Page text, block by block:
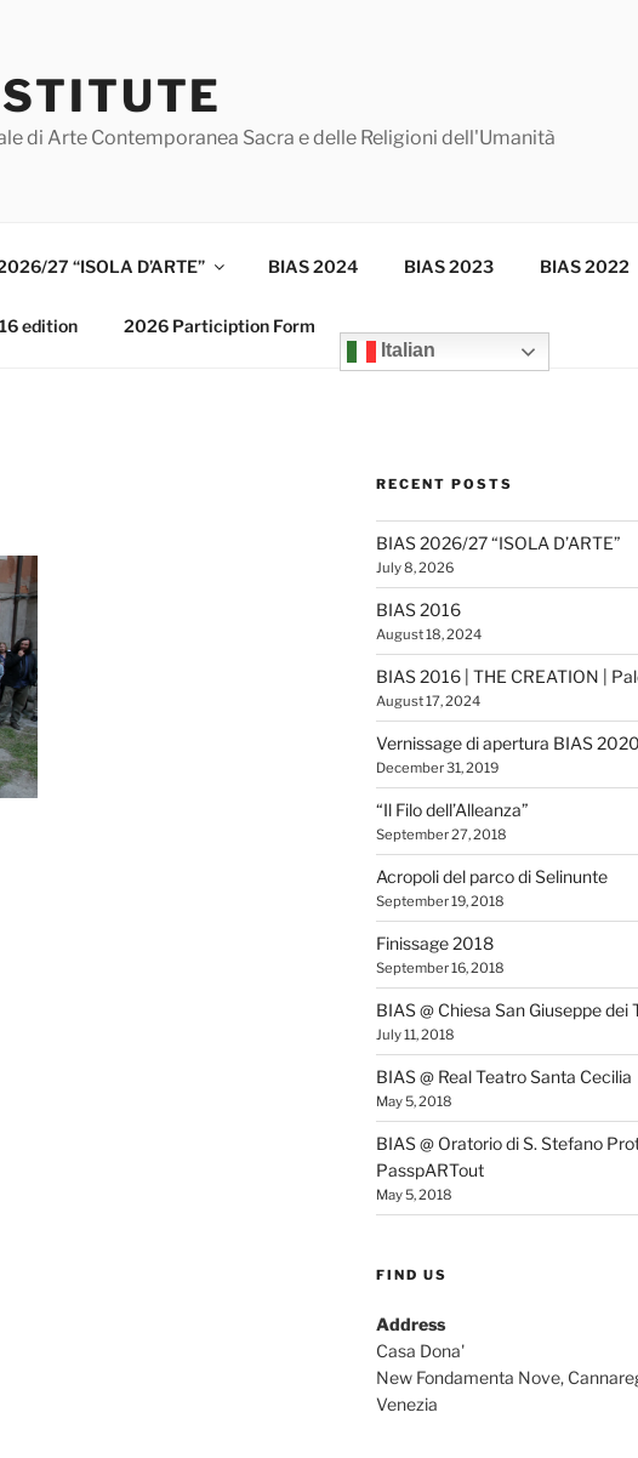
di Arte Contemporanea Sacra e delle Religioni dell'Umanità
27 “ISOLA D’ARTE” BIAS 2024 BIAS 2023 BIAS 2022
edition
2026 Particiption Form
Italian
RECENT POSTS
BIAS 2026/27 “ISOLA D’ARTE”
July 8, 2026
BIAS 2016
August 18, 2024
BIAS 2016 | THE CREATION |
August 17, 2024
Vernissage di apertura BIAS 2020
December 31, 2019
“Il Filo dell’Alleanza”
September 27, 2018
Acropoli del parco di Selinunte
September 19, 2018
Finissage 2018
September 16, 2018
BIAS @ Chiesa San Giuseppe dei
July 11, 2018
BIAS @ Real Teatro Santa Cecilia
May 5, 2018
BIAS @ Oratorio di S. Stefano
PasspARTout
May 5, 2018
FIND US
Address
Casa Dona'
New Fondamenta Nove,
Venezia